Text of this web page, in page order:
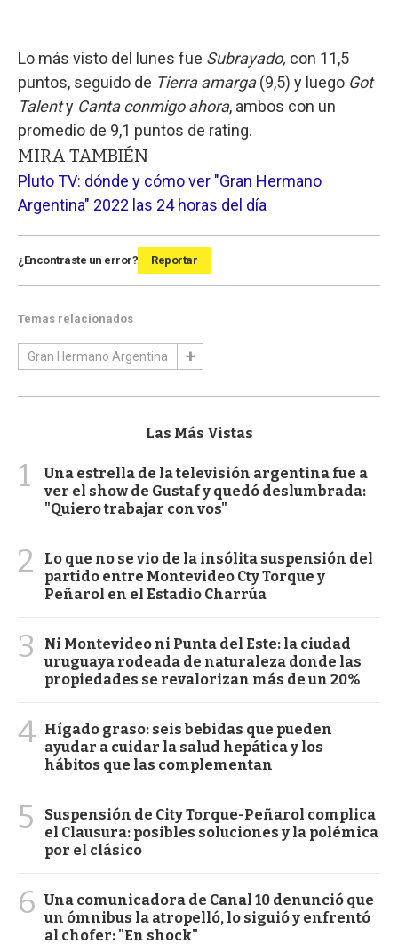
Lo más visto del lunes fue Subrayado, con 11,5
puntos, seguido de Tierra amarga(9,5) y luego Got
Talenty Canta conmigo ahora, ambos con un
promedio de 9,1 puntos de rating.
MIRA TAMBIÉN
Pluto TV: dónde y cómo ver "Gran Hermano
Argentina" 2022 las 24 horas del día
¿Encontraste un error? Reportar
Temas relacionados
Gran Hermano Argentina
Las Más Vistas
1
Una estrella de la televisión argentina fue a
ver el show de Gustaf y quedó deslumbrada:
"Quiero trabajar con vos"
2
Lo que no se vio de la insólita suspensión del
partido entre Montevideo Cty Torque y
Peñarol en el Estadio Charrúa
3
Ni Montevideo ni Punta del Este: la ciudad
uruguaya rodeada de naturaleza donde las
propiedades se revalorizan más de un 20%
4 Hígado graso: seis bebidas que pueden
ayudar a cuidar la salud hepática y los
hábitos que las complementan
5
Suspensión de City Torque-Peñarol complica
el Clausura: posibles soluciones y la polémica
por el clásico
6 Una comunicadora de Canal 10 denunció que
un ómnibus la atropelló, lo siguió y enfrentó
al chofer: "En shock"